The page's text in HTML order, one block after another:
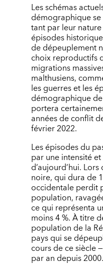
Les schémas
démographique
tant par leur
épisodes
de dépeuplement
choix reproductifs
migrations
malthusiens,
les guerres et les
démographique de
portera
années de conflit
février 2022.
Les épisodes du
par une intensité
d’aujourd’hui.
noire, qui dura de
occidentale perdit
population,
ce qui représenta
moins 4 %. À titre
population de la
pays qui se
cours de ce siècle
par an depuis 2000.